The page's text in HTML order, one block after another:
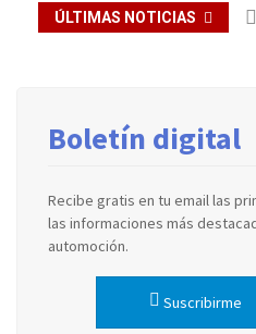
ÚLTIMAS NOTICIAS
Boletín digital
Recibe gratis en tu email las
las informaciones más
automoción.
Suscribirme